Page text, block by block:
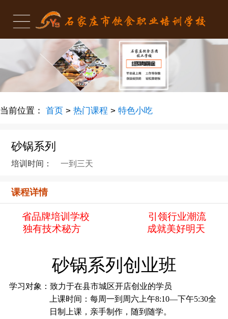
当前位置： 首页 > 热门课程 > 特色小吃
砂锅系列
培训时间： 一到三天
课程详情
省品牌培训学校
引领行业潮流
独有技术秘方
成就美好明天
砂锅系列创业班
学习对象： 致力于在县市城区开店创业的学员
上课时间： 每周一到周六上午8:10—下午5:30全
日制上课，亲手制作，随到随学。